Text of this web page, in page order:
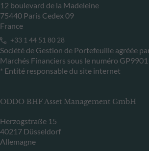
12 boulevard de la Madeleine
75440 Paris Cedex 09
France
+33 1 44 51 80 28
Société de Gestion de Portefeuille agréée
Marchés Financiers sous le numéro
* Entité responsable du site internet
ODDO BHF Asset Management GmbH
Herzogstraße 15
40217 Düsseldorf
Allemagne